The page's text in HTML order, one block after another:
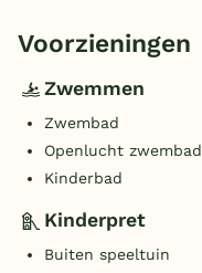
Voorzieningen
Zwemmen
Zwembad
Openlucht zwembad
Kinderbad
Kinderpret
Buiten speeltuin